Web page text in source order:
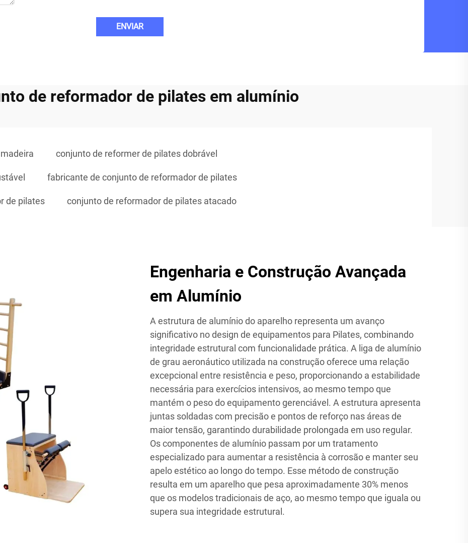
ENVIAR
de reformador de pilates em alumínio
conjunto de reformer de pilates dobrável
fabricante de conjunto de reformador de pilates
de pilates conjunto de reformador de pilates atacado
Engenharia e Construção Avançada
em Alumínio
A estrutura de alumínio do aparelho representa um avanço
significativo no design de equipamentos para Pilates, combinando
integridade estrutural com funcionalidade prática. A liga de alumínio
de grau aeronáutico utilizada na construção oferece uma relação
excepcional entre resistência e peso, proporcionando a estabilidade
necessária para exercícios intensivos, ao mesmo tempo que
mantém o peso do equipamento gerenciável. A estrutura apresenta
juntas soldadas com precisão e pontos de reforço nas áreas de
maior tensão, garantindo durabilidade prolongada em uso regular.
Os componentes de alumínio passam por um tratamento
especializado para aumentar a resistência à corrosão e manter seu
apelo estético ao longo do tempo. Esse método de construção
resulta em um aparelho que pesa aproximadamente 30% menos
que os modelos tradicionais de aço, ao mesmo tempo que iguala ou
supera sua integridade estrutural.